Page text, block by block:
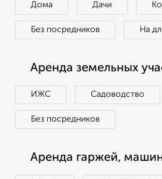
Дома Дачи
Без посредников На
Аренда земельных
ИЖС Садоводство
Без посредников
Аренда гаржей,